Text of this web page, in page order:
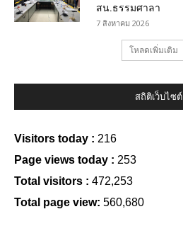
สน.ธรรมศาลา
7 สิงหาคม 2026
โหลดเพิ่มเติม
สถิติเว็บไซต์
Visitors today : 216
Page views today : 253
Total visitors : 472,253
Total page view: 560,680